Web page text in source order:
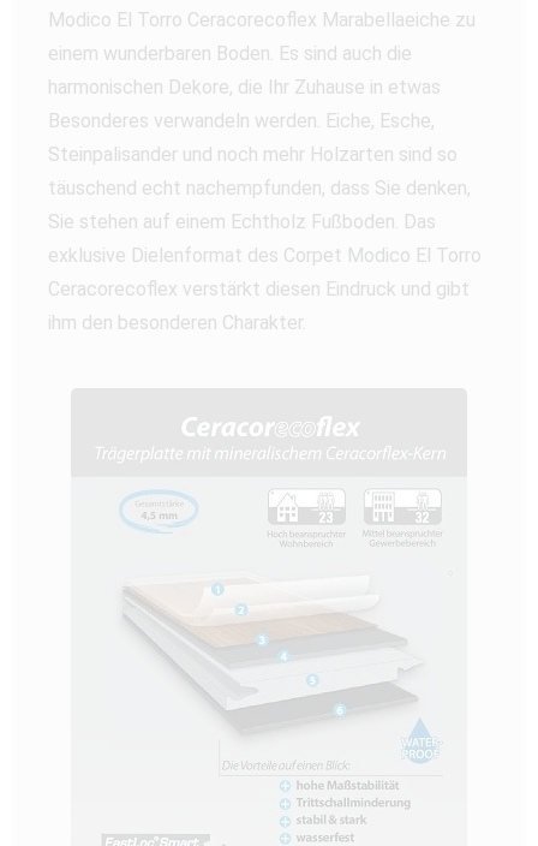
Modico El Torro Ceracorecoflex Marabellaeiche zu
einem wunderbaren Boden. Es sind auch die
harmonischen Dekore, die Ihr Zuhause in etwas
Besonderes verwandeln werden. Eiche, Esche,
Steinpalisander und noch mehr Holzarten sind so
täuschend echt nachempfunden, dass Sie denken,
Sie stehen auf einem Echtholz Fußboden. Das
exklusive Dielenformat des Corpet Modico El Torro
Ceracorecoflex verstärkt diesen Eindruck und gibt
ihm den besonderen Charakter.